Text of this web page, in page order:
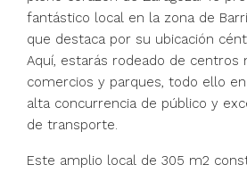
fantástico local en la zona de
que destaca por su ubicación
Aquí, estarás rodeado de centros
comercios y parques, todo ello
alta concurrencia de público y
de transporte.
Este amplio local de 305 m2